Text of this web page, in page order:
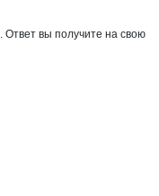
вы получите на свою